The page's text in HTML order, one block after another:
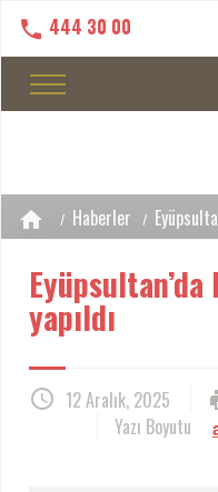
444 30 00
Haberler
Eyüpsultan’da
yapıldı
12 Aralık, 2025
Yazı Boyutu